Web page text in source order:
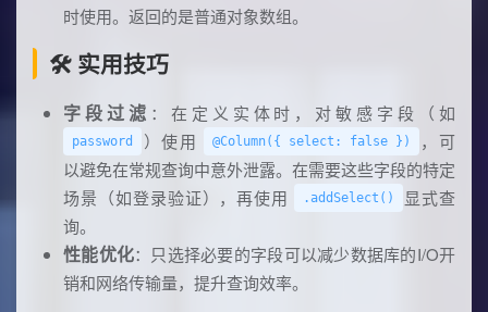
时使用。返回的是普通对象数组。
🛠️ 实用技巧
字段过滤 ：在定义实体时，对敏感字段（如
password ）使用 @Column({ select: false })
，可
以避免在常规查询中意外泄露。在需要这些字段的特定
场景（如登录验证），再使用
.addSelect()
显式查
询。
性能优化：只选择必要的字段可以减少数据库的I/O开
销和网络传输量，提升查询效率。